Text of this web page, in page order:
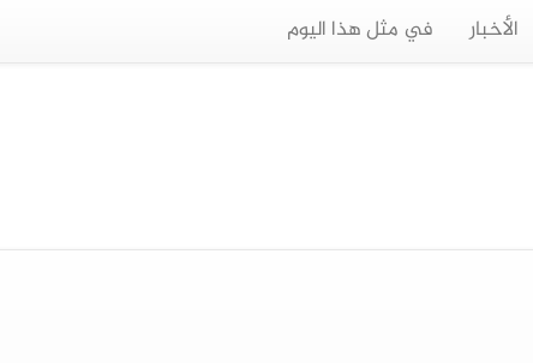
الأخبار في مثل هذا اليوم